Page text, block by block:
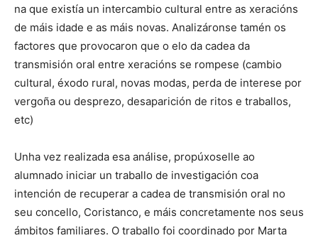
na que existía un intercambio cultural entre as xeracións
de máis idade e as máis novas. Analizáronse tamén os
factores que provocaron que o elo da cadea da
transmisión oral entre xeracións se rompese (cambio
cultural, éxodo rural, novas modas, perda de interese por
vergoña ou desprezo, desaparición de ritos e traballos,
etc)
Unha vez realizada esa análise, propúxoselle ao
alumnado iniciar un traballo de investigación coa
intención de recuperar a cadea de transmisión oral no
seu concello, Coristanco, e máis concretamente nos seus
ámbitos familiares. O traballo foi coordinado por Marta